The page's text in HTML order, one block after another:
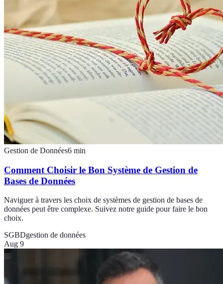
Gestion de Données6 min
Comment Choisir le Bon Système de Gestion de
Bases de Données
Naviguer à travers les choix de systèmes de gestion de bases de
données peut être complexe. Suivez notre guide pour faire le bon
choix.
SGBDgestion de données
Aug 9